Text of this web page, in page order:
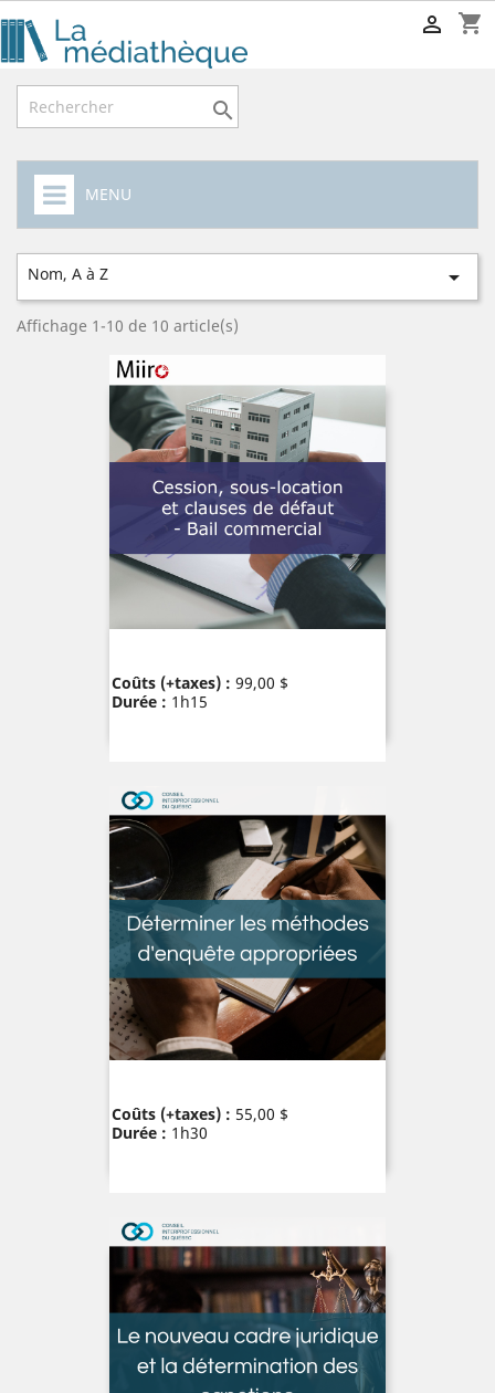
shopping_cart


MENU
Nom, A à Z 
Affichage 1-10 de 10 article(s)
Prix
Coûts (+taxes) : 99,00 $
Durée : 1h15
Prix
Coûts (+taxes) : 55,00 $
Durée : 1h30